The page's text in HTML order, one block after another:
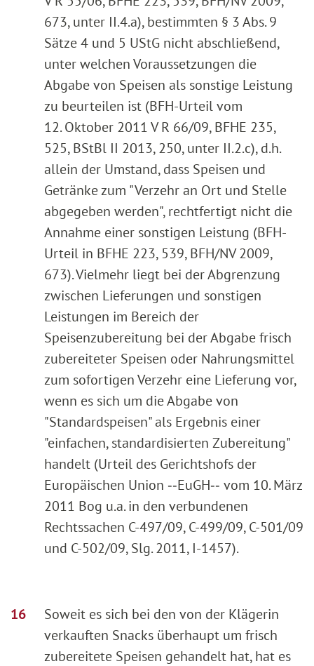
673, unter II.4.a), bestimmten § 3 Abs. 9
Sätze 4 und 5 UStG nicht abschließend,
unter welchen Voraussetzungen die
Abgabe von Speisen als sonstige Leistung
zu beurteilen ist (BFH-Urteil vom
12. Oktober 2011 V R 66/09, BFHE 235,
525, BStBl II 2013, 250, unter II.2.c), d.h.
allein der Umstand, dass Speisen und
Getränke zum "Verzehr an Ort und Stelle
abgegeben werden", rechtfertigt nicht die
Annahme einer sonstigen Leistung (BFH-
Urteil in BFHE 223, 539, BFH/NV 2009,
673). Vielmehr liegt bei der Abgrenzung
zwischen Lieferungen und sonstigen
Leistungen im Bereich der
Speisenzubereitung bei der Abgabe frisch
zubereiteter Speisen oder Nahrungsmittel
zum sofortigen Verzehr eine Lieferung vor,
wenn es sich um die Abgabe von
"Standardspeisen" als Ergebnis einer
"einfachen, standardisierten Zubereitung"
handelt (Urteil des Gerichtshofs der
Europäischen Union ‑‑EuGH‑‑ vom 10. März
2011 Bog u.a. in den verbundenen
Rechtssachen C-497/09, C-499/09, C-501/09
und C-502/09, Slg. 2011, I-1457).
Soweit es sich bei den von der Klägerin
verkauften Snacks überhaupt um frisch
zubereitete Speisen gehandelt hat, hat es